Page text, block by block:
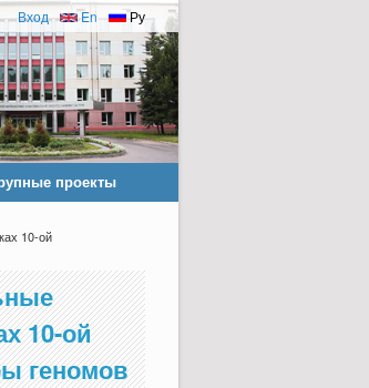
Ру
En
Вход
проекты
10-ой
10-ой
геномов